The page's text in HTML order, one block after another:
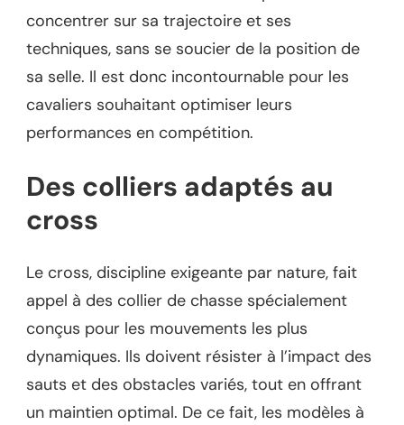
concentrer sur sa trajectoire et ses
techniques, sans se soucier de la position de
sa selle. Il est donc incontournable pour les
cavaliers souhaitant optimiser leurs
performances en compétition.
Des colliers adaptés au
cross
Le cross, discipline exigeante par nature, fait
appel à des collier de chasse spécialement
conçus pour les mouvements les plus
dynamiques. Ils doivent résister à l’impact des
sauts et des obstacles variés, tout en offrant
un maintien optimal. De ce fait, les modèles à